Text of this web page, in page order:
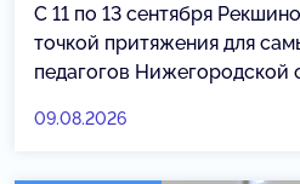
С 11 по 13 сентября
точкой притяжения для
педагогов Нижегородской
09.08.2026